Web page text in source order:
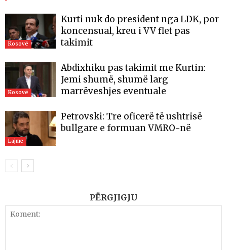
Kosovë
Kurti nuk do president nga LDK, por
koncensual, kreu i VV flet pas
takimit
Kosovë
Abdixhiku pas takimit me Kurtin:
Jemi shumë, shumë larg
marrëveshjes eventuale
Lajme
Petrovski: Tre oficerë të ushtrisë
bullgare e formuan VMRO-në
PËRGJIGJU